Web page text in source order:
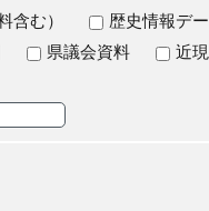
含む）
歴史情報デー
県議会資料
近現